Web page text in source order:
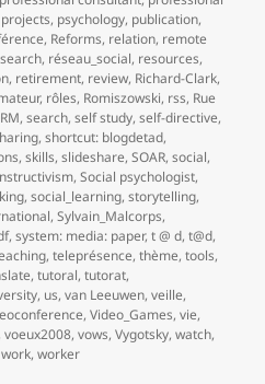
projects, psychology, publication,
, Reforms, relation, remote
, réseau_social, resources,
, retirement, review, Richard-Clark,
, rôles, Romiszowski, rss, Rue
,search,self study,self-directive,
,shortcut: blogdetad,
,skills,slideshare,SOAR,social,
,Social psychologist,
,social_learning,storytelling,
,Sylvain_Malcorps,
,system: media: paper,t @ d,t@d,
,teleprésence,thème,tools,
,tutoral,tutorat,
, us,van Leeuwen,veille,
,Video_Games,vie,
,voeux2008,vows,Vygotsky,watch,
work,worker